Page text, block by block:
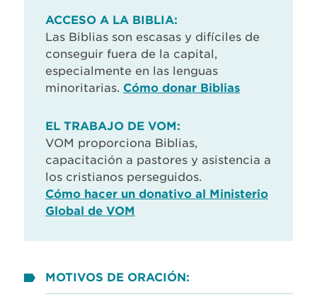
ACCESO A LA BIBLIA:
Las Biblias son escasas y difíciles de
conseguir fuera de la capital,
especialmente en las lenguas
minoritarias. Cómo donar Biblias
EL TRABAJO DE VOM:
VOM proporciona Biblias,
capacitación a pastores y asistencia a
los cristianos perseguidos.
Cómo hacer un donativo al Ministerio
Global de VOM
MOTIVOS DE ORACIÓN: